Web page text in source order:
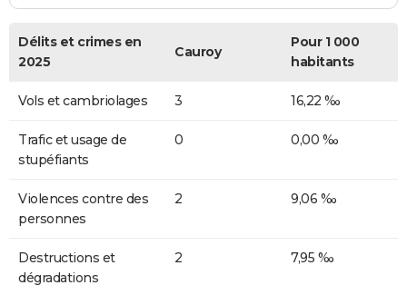
Délits et crimes en
2025
Cauroy
Pour 1 000
habitants
Vols et cambriolages 3 16,22 ‰
Trafic et usage de
stupéfiants
0 0,00 ‰
Violences contre des
personnes
2 9,06 ‰
Destructions et
dégradations
2 7,95 ‰